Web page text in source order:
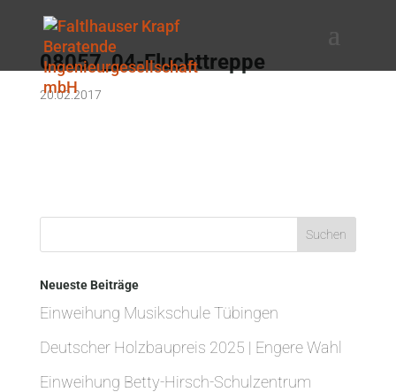
08057_04-Fluchttreppe
20.02.2017
Neueste Beiträge
Einweihung Musikschule Tübingen
Deutscher Holzbaupreis 2025 | Engere Wahl
Einweihung Betty-Hirsch-Schulzentrum